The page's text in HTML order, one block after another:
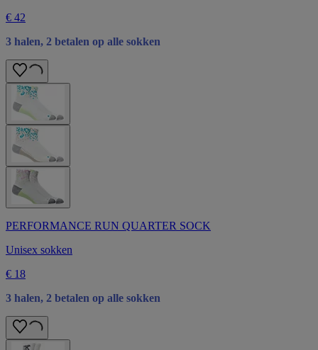
€ 42
3 halen, 2 betalen op alle sokken
PERFORMANCE RUN QUARTER SOCK
Unisex sokken
€ 18
3 halen, 2 betalen op alle sokken